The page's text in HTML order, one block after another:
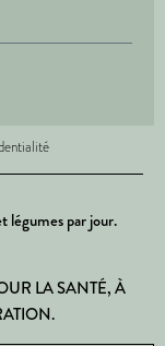
légumes par jour.
LA SANTÉ, À